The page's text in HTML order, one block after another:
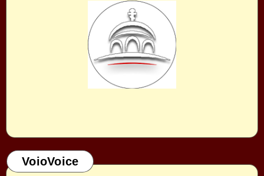
VoioVoice